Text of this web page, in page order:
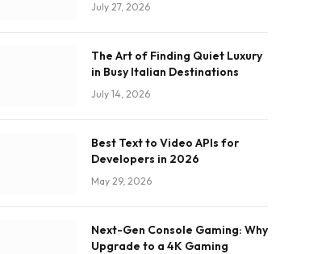
July 27, 2026
The Art of Finding Quiet Luxury
in Busy Italian Destinations
July 14, 2026
Best Text to Video APIs for
Developers in 2026
May 29, 2026
Next-Gen Console Gaming: Why
Upgrade to a 4K Gaming